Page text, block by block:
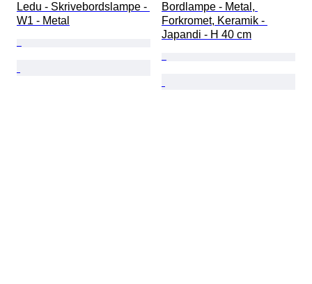
Ledu - Skrivebordslampe -
W1 - Metal
Bordlampe - Metal,
Forkromet, Keramik -
Japandi - H 40 cm